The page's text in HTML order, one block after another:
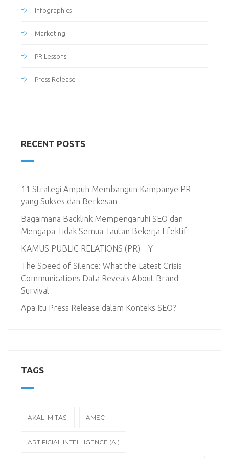
Infographics
Marketing
PR Lessons
Press Release
RECENT POSTS
11 Strategi Ampuh Membangun Kampanye PR
yang Sukses dan Berkesan
Bagaimana Backlink Mempengaruhi SEO dan
Mengapa Tidak Semua Tautan Bekerja Efektif
KAMUS PUBLIC RELATIONS (PR) – Y
The Speed of Silence: What the Latest Crisis
Communications Data Reveals About Brand
Survival
Apa Itu Press Release dalam Konteks SEO?
TAGS
AKAL IMITASI AMEC
ARTIFICIAL INTELLIGENCE (AI)